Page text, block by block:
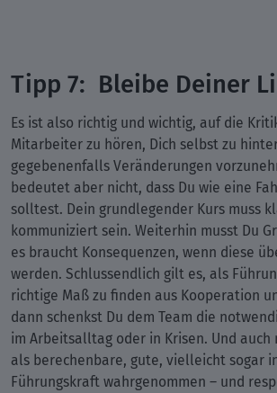
Tipp 7: Bleibe Deiner
Es ist also richtig und wichtig, auf die
Mitarbeiter zu hören, Dich selbst zu
gegebenenfalls Veränderungen
bedeutet aber nicht, dass Du wie eine
solltest. Dein grundlegender Kurs muss
kommuniziert sein. Weiterhin musst Du
es braucht Konsequenzen, wenn diese
werden. Schlussendlich gilt es, als
richtige Maß zu finden aus Kooperation
dann schenkst Du dem Team die
im Arbeitsalltag oder in Krisen. Und auch
als berechenbare, gute, vielleicht sogar
Führungskraft wahrgenommen – und